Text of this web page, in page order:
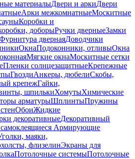
материалыДвери и аркиДвери
Арки межкомнатныеМоскитные
Коробки и
доборыРучки дверныеЗамки
двернаяДоводчики
ОкнаПодоконники, отливыОкна
Мягкие окнаМоскитные сетки
Пленки солнцезащитныеКрепежные
ГвоздиАнкеры, дюбелиСкобы,
крепежГайки,
шпилькиХомутыХимические
арматурыШплинтыПружины
ОбоиЖидкие
декоративныеДекоративный
Армирующие
маяки,
флизелинЭкраны для
Потолочные системыПотолочные